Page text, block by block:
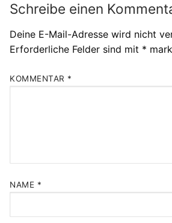
Schreibe einen
Deine E-Mail-Adresse wird nicht
Erforderliche Felder sind mit *
KOMMENTAR *
NAME *